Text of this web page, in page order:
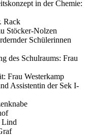
in der Chemie:
Rack
Stöcker-Nolzen
Schülerinnen
des Schulraums: Frau
Frau Westerkamp
Assistentin der Sek I-
Lind